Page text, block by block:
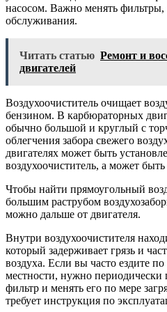
насосом. Важно менять фильтры,
обслуживания.
Читать статью Ремонт и
двигателей
Воздухоочиститель очищает
бензином. В карбюраторных
обычно большой и круглый с
облегчения забора свежего
двигателях может быть
воздухоочиститель, а может
Чтобы найти прямоугольный
большим раструбом
можно дальше от двигателя.
Внутри воздухоочистителя
который задерживает грязь и
воздуха. Если вы часто ездите
местности, нужно периодически
фильтр и менять его по мере
требует инструкция по